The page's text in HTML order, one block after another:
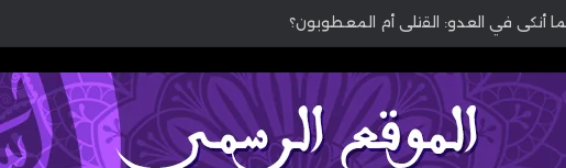
أنكى في العدو: القتلى أم المعطوبون؟